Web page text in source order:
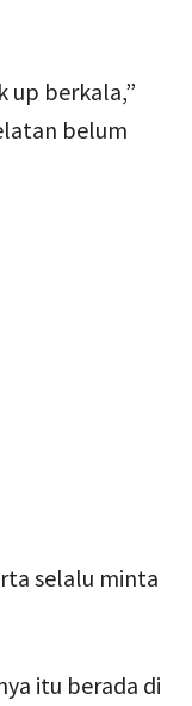
up berkala,”
belum
selalu minta
itu berada di